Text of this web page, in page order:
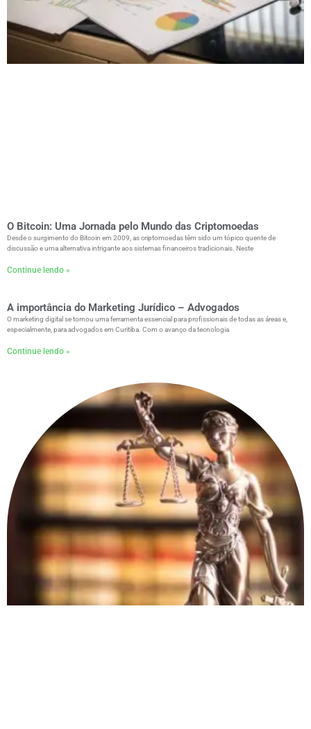
O Bitcoin: Uma Jornada pelo Mundo das Criptomoedas
Desde o surgimento do Bitcoin em 2009, as criptomoedas têm sido um tópico quente de
discussão e uma alternativa intrigante aos sistemas financeiros tradicionais. Neste
Continue lendo »
A importância do Marketing Jurídico – Advogados
O marketing digital se tornou uma ferramenta essencial para profissionais de todas as áreas e,
especialmente, para advogados em Curitiba. Com o avanço da tecnologia
Continue lendo »